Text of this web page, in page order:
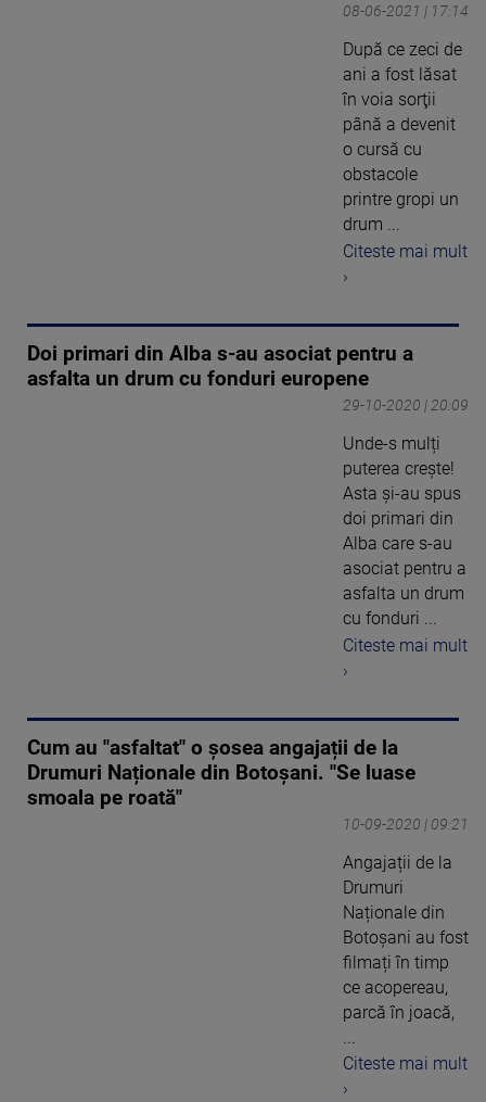
08-06-2021 | 17:14
După ce zeci de
ani a fost lăsat
în voia sorţii
până a devenit
o cursă cu
obstacole
printre gropi un
drum ...
Citeste mai mult
›
Doi primari din Alba s-au asociat pentru a
asfalta un drum cu fonduri europene
29-10-2020 | 20:09
Unde-s mulți
puterea crește!
Asta și-au spus
doi primari din
Alba care s-au
asociat pentru a
asfalta un drum
cu fonduri ...
Citeste mai mult
›
Cum au "asfaltat" o șosea angajații de la
Drumuri Naționale din Botoșani. "Se luase
smoala pe roată"
10-09-2020 | 09:21
Angajații de la
Drumuri
Naționale din
Botoșani au fost
filmați în timp
ce acopereau,
parcă în joacă,
Citeste mai mult
›